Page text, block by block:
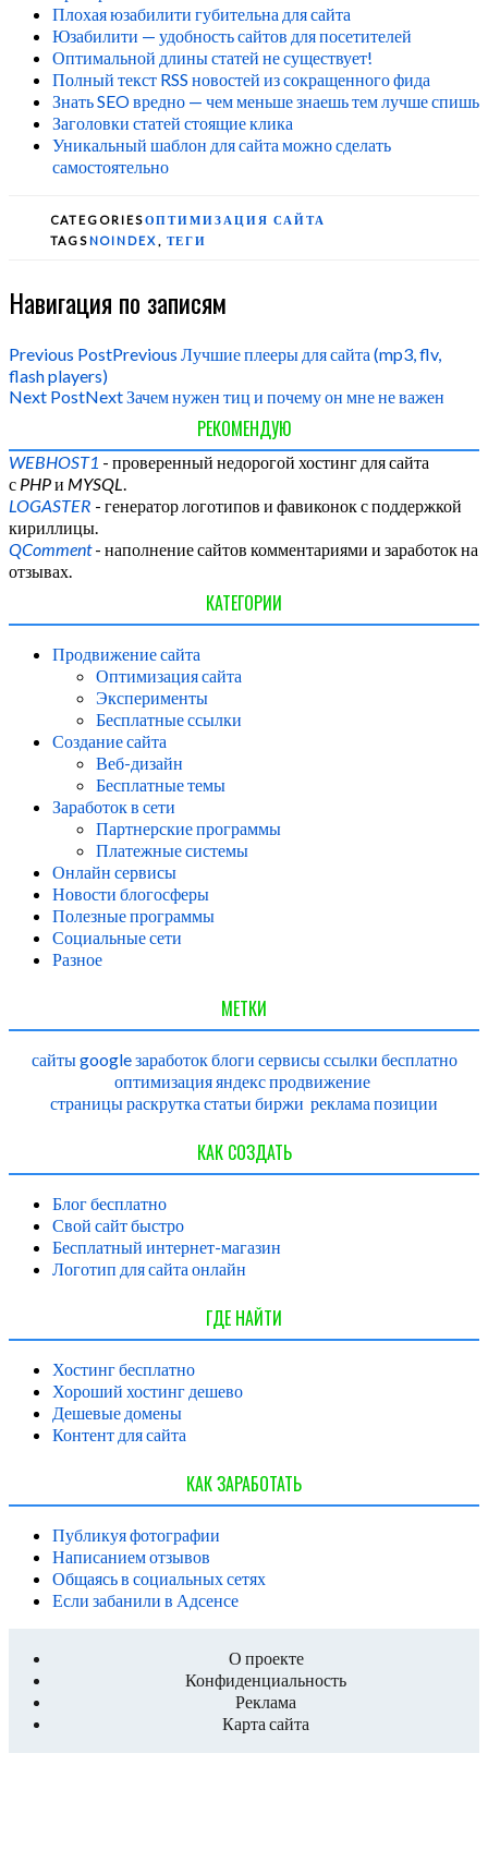
Плохая юзабилити губительна для сайта
Юзабилити — удобность сайтов для посетителей
Оптимальной длины статей не существует!
Полный текст RSS новостей из сокращенного фида
Знать SEO вредно — чем меньше знаешь тем лучше спишь
Заголовки статей стоящие клика
Уникальный шаблон для сайта можно сделать
самостоятельно
CATEGORIESОПТИМИЗАЦИЯ САЙТА
TAGSNOINDEX , ТЕГИ
Навигация по записям
Previous PostPrevious Лучшие плееры для сайта (mp3, flv,
flash players)
Next PostNextЗачем нужен тиц и почему он мне не важен
РЕКОМЕНДУЮ
WEBHOST1 - проверенный недорогой хостинг для сайта
с PHPи MYSQL.
LOGASTER - генератор логотипов и фавиконок с поддержкой
кириллицы.
QComment- наполнение сайтов комментариями и заработок на
отзывах.
КАТЕГОРИИ
Продвижение сайта
Оптимизация сайта
Эксперименты
Бесплатные ссылки
Создание сайта
Веб-дизайн
Бесплатные темы
Заработок в сети
Партнерские программы
Платежные системы
Онлайн сервисы
Новости блогосферы
Полезные программы
Социальные сети
Разное
МЕТКИ
сайтыgoogleзаработокблоги сервисыссылки бесплатно
оптимизацияяндекспродвижение
страницыраскрутка статьи биржи реклама позиции
КАК СОЗДАТЬ
Блог бесплатно
Свой сайт быстро
Бесплатный интернет-магазин
Логотип для сайта онлайн
ГДЕ НАЙТИ
Хостинг бесплатно
Хороший хостинг дешево
Дешевые домены
Контент для сайта
КАК ЗАРАБОТАТЬ
Публикуя фотографии
Написанием отзывов
Общаясь в социальных сетях
Если забанили в Адсенсе
О проекте
Конфиденциальность
Реклама
Карта сайта